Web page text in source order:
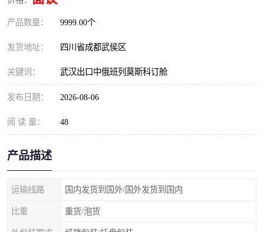
产品数量： 9999.00个
发货地址： 四川省成都武侯区
关键词： 武汉出口中俄班列莫斯科订舱
发布日期： 2026-08-06
阅 读 量： 48
产品描述
运输线路 国内发货到国外/国外发货到国内
比重 重货/泡货